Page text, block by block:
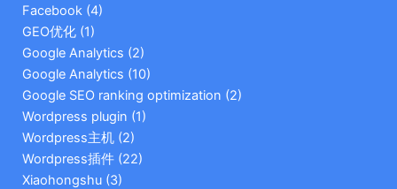
Facebook (4)
GEO优化 (1)
Google Analytics (2)
Google Analytics (10)
Google SEO ranking optimization (2)
Wordpress plugin (1)
Wordpress主机 (2)
Wordpress插件 (22)
Xiaohongshu (3)